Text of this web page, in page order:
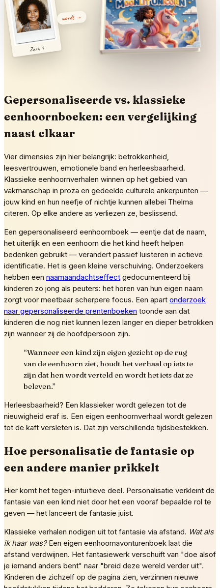
Zara, 4
wordt →
Gepersonaliseerde vs. klassieke
eenhoornboeken: een vergelijking
naast elkaar
Vier dimensies zijn hier belangrijk: betrokkenheid,
leesvertrouwen, emotionele band en herleesbaarheid.
Klassieke eenhoornverhalen winnen op het gebied van
vakmanschap in proza en gedeelde culturele ankerpunten —
jouw kind en hun neefje of nichtje kunnen allebei Thelma
citeren. Op elke andere as verliezen ze, beslissend.
Een gepersonaliseerd eenhoornboek — eentje dat de naam,
het uiterlijk en een eenhoorn die het kind heeft helpen
bedenken gebruikt — verandert passief luisteren in actieve
identificatie. Het is geen kleine verschuiving. Onderzoekers
hebben een naamaandachtseffect gedocumenteerd bij
kinderen zo jong als peuters: het horen van hun eigen naam
zorgt voor meetbaar scherpere focus. Een apart onderzoek
naar gepersonaliseerde prentenboeken toonde aan dat
kinderen die nog niet kunnen lezen langer en dieper betrokken
zijn wanneer zij de hoofdpersoon zijn.
“Wanneer een kind zijn eigen gezicht op de rug
van de eenhoorn ziet, houdt het verhaal op iets te
zijn dat hen wordt verteld en wordt het iets dat ze
beleven.”
Herleesbaarheid? Een klassieker wordt gelezen tot de
nieuwigheid eraf is. Een eigen eenhoornverhaal wordt gelezen
tot de kaft versleten is. Dat zijn verschillende tijdsbestekken.
Hoe personalisatie de fantasie op
een andere manier prikkelt
Hier komt het tegen-intuïtieve deel. Personalisatie verkleint de
fantasie van een kind niet door het een vooraf bepaalde rol te
geven — het lanceert de fantasie juist.
Klassieke verhalen nodigen uit tot fantasie via afstand. Wat als
ik haar was?Een eigen eenhoornavonturenboek laat die
afstand verdwijnen. Het fantasiewerk verschuift van "doe alsof
je iemand anders bent" naar "breid deze wereld verder uit".
Kinderen die zichzelf op de pagina zien, verzinnen nieuwe